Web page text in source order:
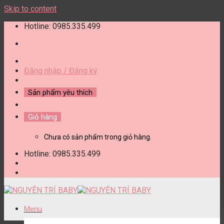
Skip to content
Hotline: 0985.335.499
Đăng nhập / Đăng ký
Sản phẩm yêu thích
Giỏ hàng
Chưa có sản phẩm trong giỏ hàng.
Hotline: 0985.335.499
Menu